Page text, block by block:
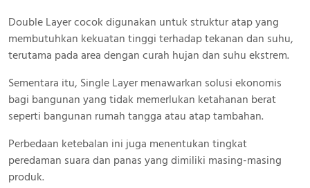
Double Layer cocok digunakan untuk struktur atap yang
membutuhkan kekuatan tinggi terhadap tekanan dan suhu,
terutama pada area dengan curah hujan dan suhu ekstrem.
Sementara itu, Single Layer menawarkan solusi ekonomis
bagi bangunan yang tidak memerlukan ketahanan berat
seperti bangunan rumah tangga atau atap tambahan.
Perbedaan ketebalan ini juga menentukan tingkat
peredaman suara dan panas yang dimiliki masing-masing
produk.